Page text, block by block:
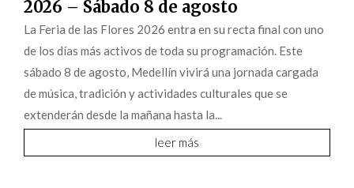
2026 – Sábado 8 de agosto
La Feria de las Flores 2026 entra en su recta final con uno
de los días más activos de toda su programación. Este
sábado 8 de agosto, Medellín vivirá una jornada cargada
de música, tradición y actividades culturales que se
extenderán desde la mañana hasta la...
leer más